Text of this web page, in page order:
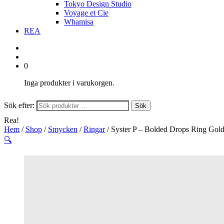
Tokyo Design Studio
Voyage et Cie
Whamisa
REA
0
Inga produkter i varukorgen.
Sök efter: Sök
Rea!
Hem / Shop / Smycken /Ringar/ Syster P – Bolded Drops Ring Gold
🔍